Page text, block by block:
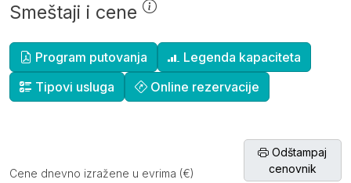
Smeštaji i cene
Cene dnevno izražene u evrima (€)
Odštampaj
cenovnik
Dopunske informacije
Program putovanja
Legenda kapaciteta
Tipovi usluga
Online rezervacije